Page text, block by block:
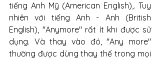
tiếng Anh Mỹ (American English),. Tuy
nhiên với tiếng Anh - Anh (British
English), "Anymore" rất ít khi được sử
dụng. Và thay vào đó, "Any more"
thường được dùng thay thế trong mọi